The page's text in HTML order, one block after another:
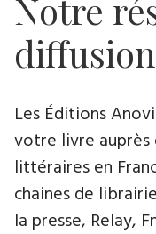
Notre
diffusion
Les Éditions
votre livre
littéraires en
chaines de
la presse, Relay,